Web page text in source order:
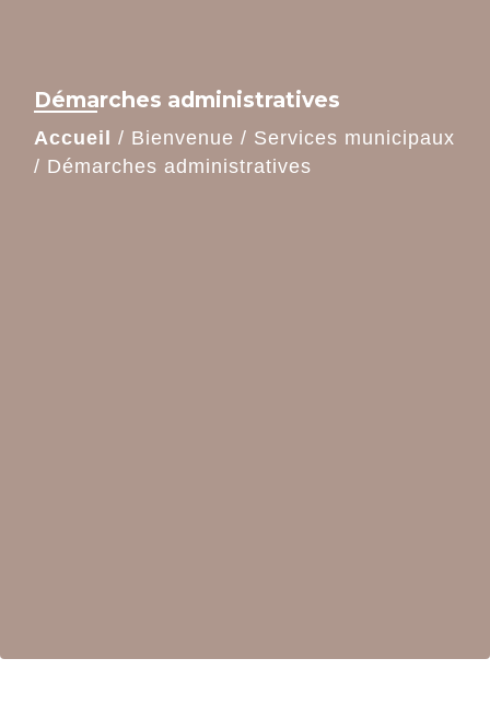
Démarches administratives
Accueil / Bienvenue / Services municipaux
/ Démarches administratives